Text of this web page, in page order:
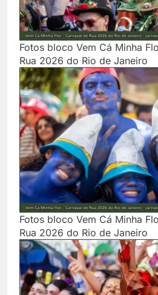
Fotos bloco Vem Cá Minha
Rua 2026 do Rio de Janeiro
Fotos bloco Vem Cá Minha
Rua 2026 do Rio de Janeiro